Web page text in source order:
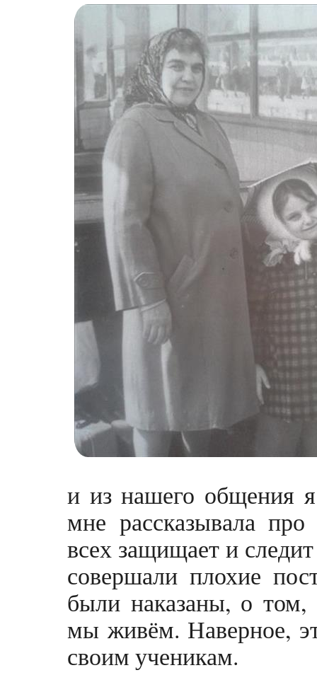
и из нашего общения
мне рассказывала
всех защищает и
совершали плохие
были наказаны, о том,
мы живём. Наверное,
своим ученикам.